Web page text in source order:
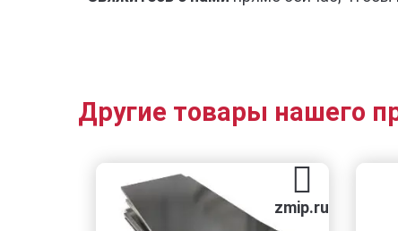
Другие товары нашего
zmip.ru